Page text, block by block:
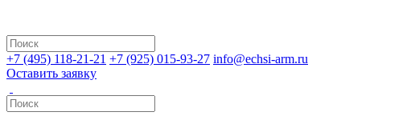
+7 (495) 118-21-21 +7 (925) 015-93-27 info@echsi-arm.ru
Оставить заявку